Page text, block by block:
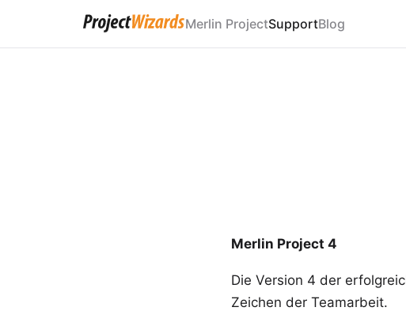
Merlin ProjectSupportBlog
Merlin Project 4
Die Version 4 der
Zeichen der Teamarbeit.